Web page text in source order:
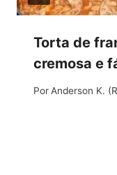
Torta de
cremosa e
Por Anderson K.